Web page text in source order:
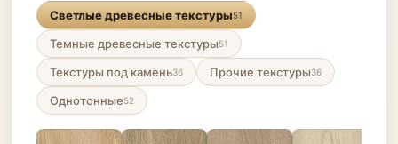
Светлые древесные текстуры51
Темные древесные текстуры51
Текстуры под камень36 Прочие текстуры36
Однотонные52